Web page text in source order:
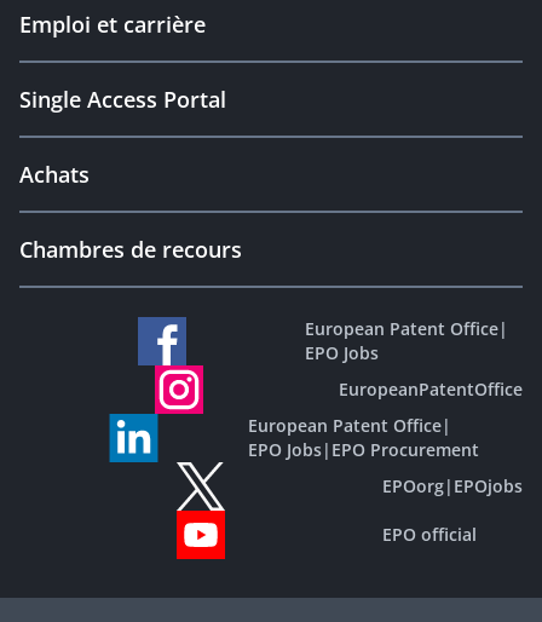
Emploi et carrière
Single Access Portal
Achats
Chambres de recours
European Patent Office|
EPO Jobs
EuropeanPatentOffice
European Patent Office|
EPO Jobs| EPO Procurement
EPOorg| EPOjobs
EPO official